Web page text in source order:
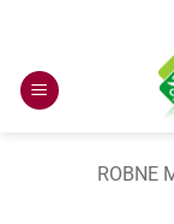
content
ROBNE